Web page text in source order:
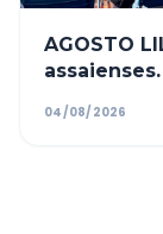
AGOSTO
assaienses.
04/08/2026